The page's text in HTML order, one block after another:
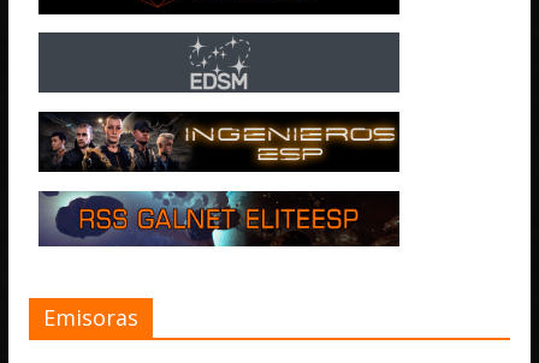
Emisoras